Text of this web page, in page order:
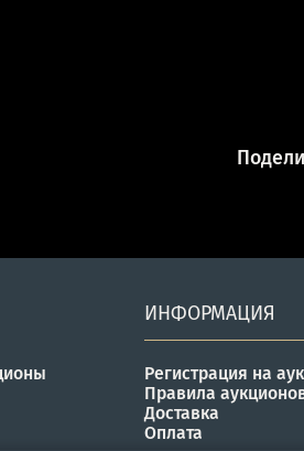
ИНФОРМАЦИЯ
Регистрация на
Правила
Доставка
Оплата